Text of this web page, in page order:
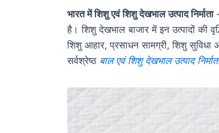
भारत में शिशु एवं शिशु देखभाल उत्पाद निर्माता
है। शिशु देखभाल बाजार में इन उत्पादों की
शिशु आहार, प्रसाधन सामग्री, शिशु सुविधा
सर्वश्रेष्ठ बाल एवं शिशु देखभाल उत्पाद